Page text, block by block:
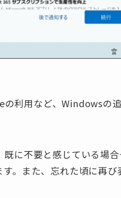
利用など、Windowsの
に不要と感じている場
。また、忘れた頃に再